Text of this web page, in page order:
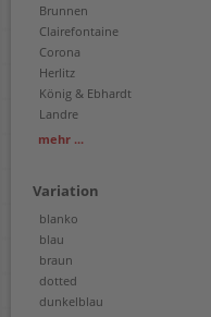
Brunnen
Clairefontaine
Corona
Herlitz
König & Ebhardt
Landre
Leitz
senseBook
Sigel
Westcott
mehr ...
Variation
blanko
blau
braun
dotted
dunkelblau